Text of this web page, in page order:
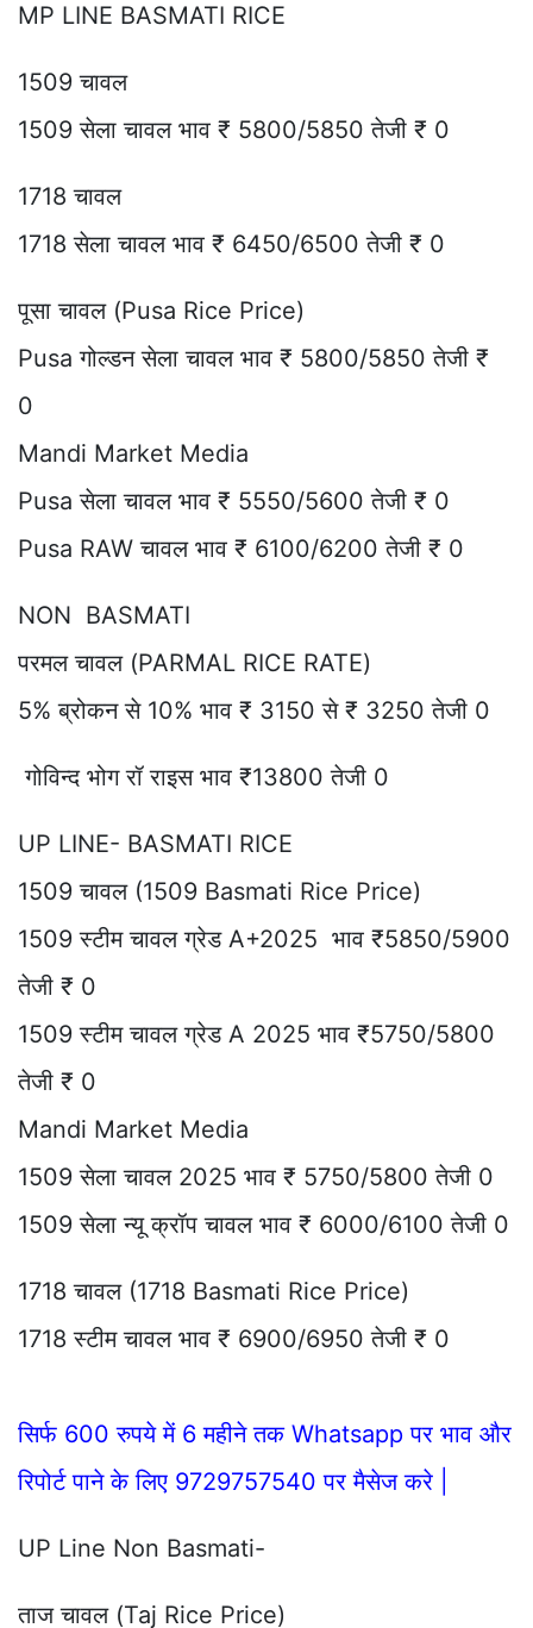
MP LINE BASMATI RICE
1509 चावल
1509 सेला चावल भाव ₹ 5800/5850 तेजी ₹ 0
1718 चावल
1718 सेला चावल भाव ₹ 6450/6500 तेजी ₹ 0
पूसा चावल (Pusa Rice Price)
Pusa गोल्डन सेला चावल भाव ₹ 5800/5850 तेजी ₹
0
Mandi Market Media
Pusa सेला चावल भाव ₹ 5550/5600 तेजी ₹ 0
Pusa RAW चावल भाव ₹ 6100/6200 तेजी ₹ 0
NON BASMATI
परमल चावल (PARMAL RICE RATE)
5% ब्रोकन से 10% भाव ₹ 3150 से ₹ 3250 तेजी 0
गोविन्द भोग रॉ राइस भाव ₹13800 तेजी 0
UP LINE- BASMATI RICE
1509 चावल (1509 Basmati Rice Price)
1509 स्टीम चावल ग्रेड A+2025 भाव ₹5850/5900
तेजी ₹ 0
1509 स्टीम चावल ग्रेड A 2025 भाव ₹5750/5800
तेजी ₹ 0
Mandi Market Media
1509 सेला चावल 2025 भाव ₹ 5750/5800 तेजी 0
1509 सेला न्यू क्रॉप चावल भाव ₹ 6000/6100 तेजी 0
1718 चावल (1718 Basmati Rice Price)
1718 स्टीम चावल भाव ₹ 6900/6950 तेजी ₹ 0
सिर्फ 600 रुपये में 6 महीने तक Whatsapp पर भाव और
रिपोर्ट पाने के लिए 9729757540 पर मैसेज करे |
UP Line Non Basmati-
ताज चावल (Taj Rice Price)